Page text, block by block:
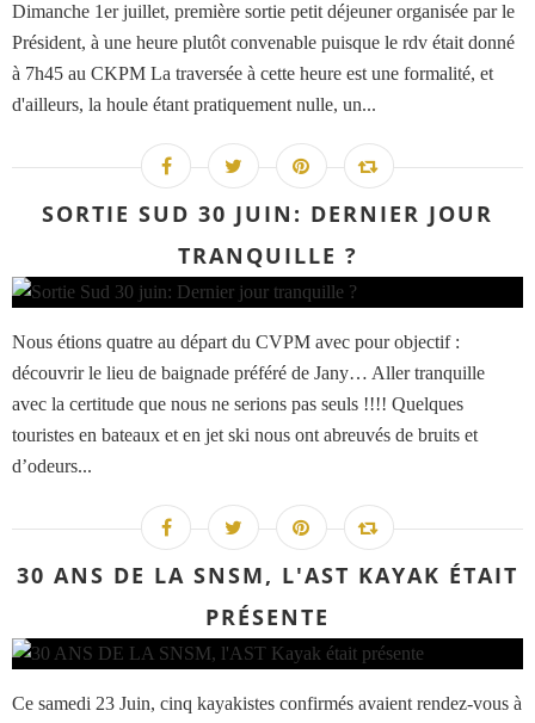
Dimanche 1er juillet, première sortie petit déjeuner organisée par le
Président, à une heure plutôt convenable puisque le rdv était donné
à 7h45 au CKPM La traversée à cette heure est une formalité, et
d'ailleurs, la houle étant pratiquement nulle, un...
SORTIE SUD 30 JUIN: DERNIER JOUR
TRANQUILLE ?
Nous étions quatre au départ du CVPM avec pour objectif :
découvrir le lieu de baignade préféré de Jany… Aller tranquille
avec la certitude que nous ne serions pas seuls !!!! Quelques
touristes en bateaux et en jet ski nous ont abreuvés de bruits et
d’odeurs...
30 ANS DE LA SNSM, L'AST KAYAK ÉTAIT
PRÉSENTE
Ce samedi 23 Juin, cinq kayakistes confirmés avaient rendez-vous à